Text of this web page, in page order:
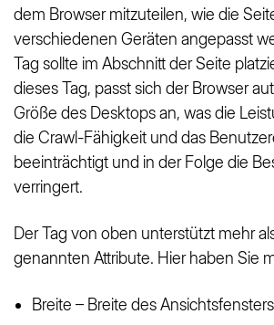
dem Browser mitzuteilen, wie die
verschiedenen Geräten angepasst
Tag sollte im Abschnitt der Seite
dieses Tag, passt sich der Browser
Größe des Desktops an, was die
die Crawl-Fähigkeit und das
beeinträchtigt und in der Folge die
verringert.
Der Tag von oben unterstützt mehr
genannten Attribute. Hier haben Sie
Breite – Breite des